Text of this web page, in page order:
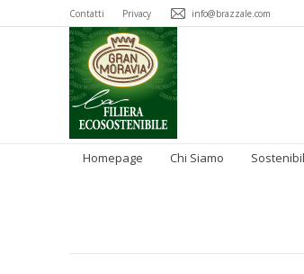
Contatti Privacy info@brazzale.com
Homepage Chi Siamo